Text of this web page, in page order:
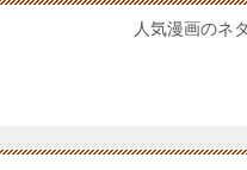
人気漫画のネ